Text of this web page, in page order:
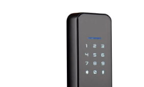
Mais Vendidos
Ativar tradutor em libras